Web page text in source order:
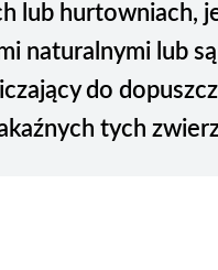
lub hurtowniach,
naturalnymi lub
do
tych